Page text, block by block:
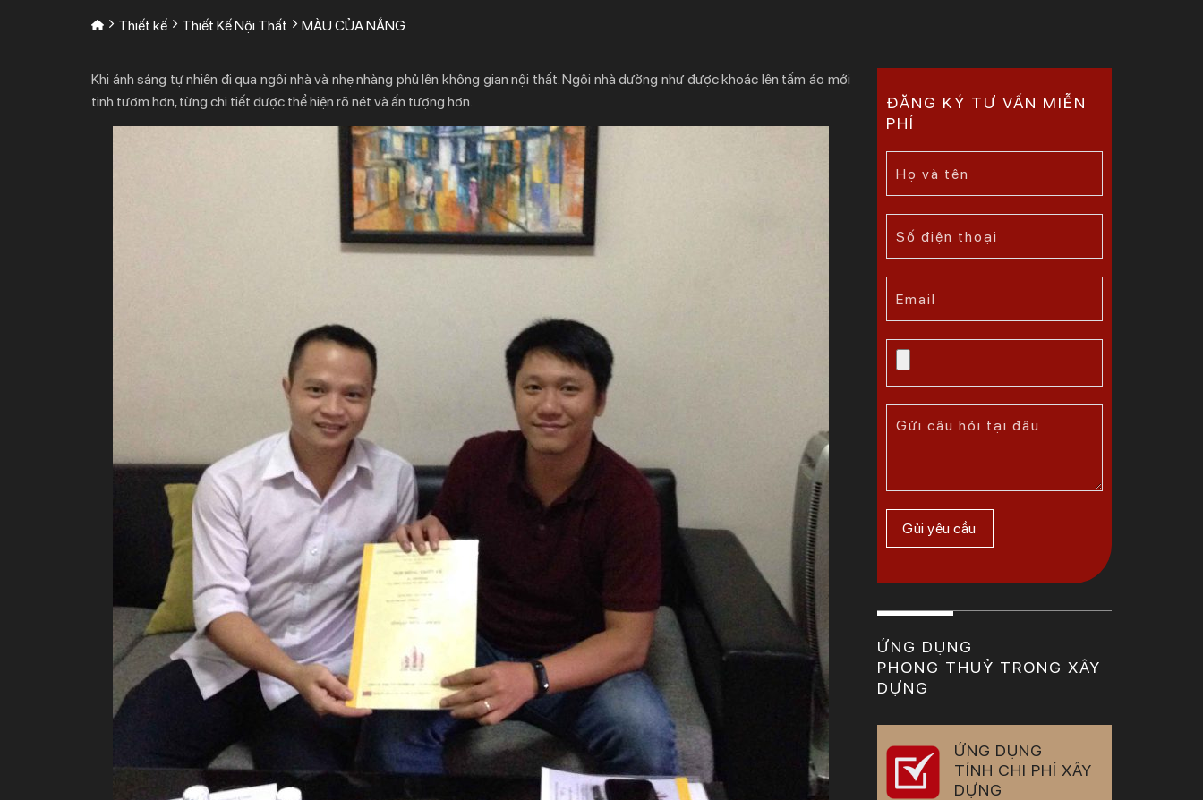
Thiết kế Thiết Kế Nội Thất MÀU CỦA NẮNG
Khi ánh sáng tự nhiên đi qua ngôi nhà và nhẹ nhàng phủ lên không gian nội thất. Ngôi nhà dường như được khoác lên tấm áo mới
tinh tươm hơn, từng chi tiết được thể hiện rõ nét và ấn tượng hơn.
ĐĂNG KÝ TƯ VẤN MIỄN
PHÍ
ỨNG DỤNG
PHONG THUỶ TRONG XÂY
DỰNG
ỨNG DỤNG
TÍNH CHI PHÍ XÂY
DỰNG